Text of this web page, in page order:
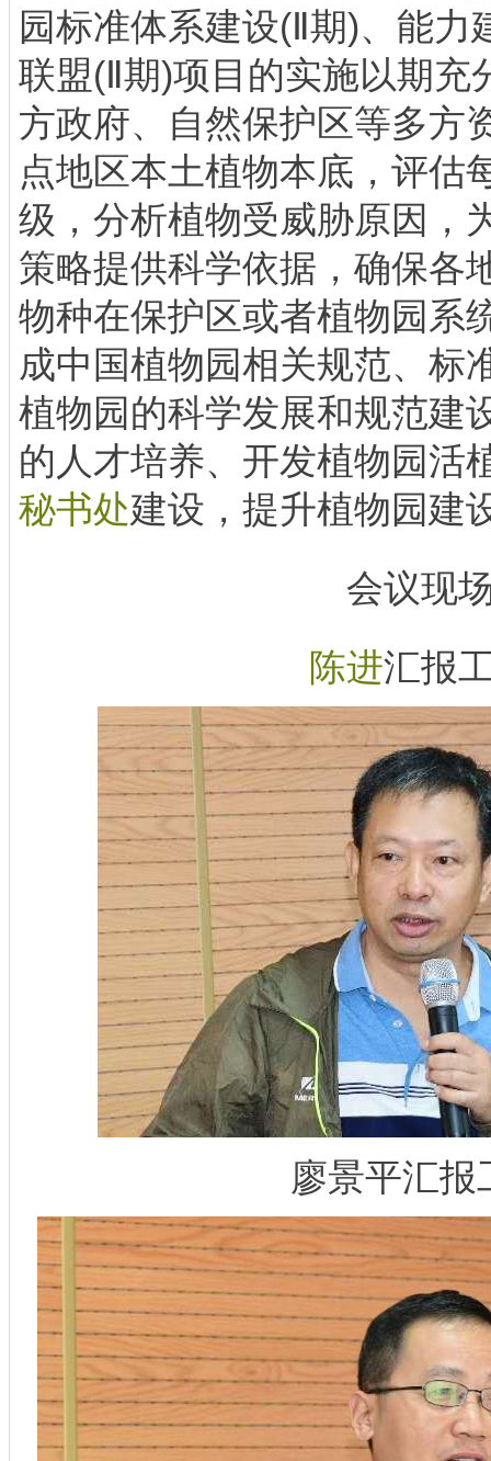
园标准体系建设(Ⅱ期)、能力
联盟(Ⅱ期)项目的实施以期充
方政府、自然保护区等多方
点地区本土植物本底，评估
级，分析植物受威胁原因，
策略提供科学依据，确保各
物种在保护区或者植物园系
成中国植物园相关规范、标
植物园的科学发展和规范建
的人才培养、开发植物园活
秘书处建设，提升植物园建
会议现
陈进汇报
廖景平汇报